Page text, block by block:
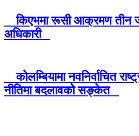
किएभमा रूसी आक्रमण तीन
अधिकारी
कोलम्बियामा नवनिर्वाचित
नीतिमा बदलावको सङ्केत